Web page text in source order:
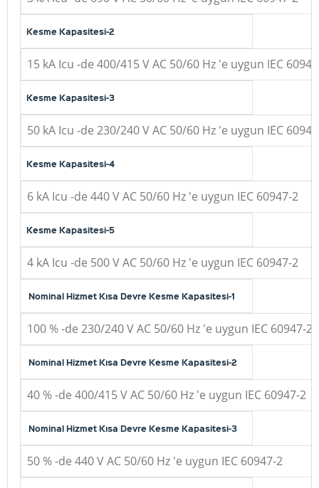
Kesme Kapasitesi-2
15 kA Icu -de 400/415 V AC 50/60 Hz 'e uygun IEC
Kesme Kapasitesi-3
50 kA Icu -de 230/240 V AC 50/60 Hz 'e uygun IEC
Kesme Kapasitesi-4
6 kA Icu -de 440 V AC 50/60 Hz 'e uygun IEC 60947-2
Kesme Kapasitesi-5
4 kA Icu -de 500 V AC 50/60 Hz 'e uygun IEC 60947-2
Nominal Hizmet Kısa Devre Kesme Kapasitesi-1
100 % -de 230/240 V AC 50/60 Hz 'e uygun IEC 60947-2
Nominal Hizmet Kısa Devre Kesme Kapasitesi-2
40 % -de 400/415 V AC 50/60 Hz 'e uygun IEC 60947-2
Nominal Hizmet Kısa Devre Kesme Kapasitesi-3
50 % -de 440 V AC 50/60 Hz 'e uygun IEC 60947-2